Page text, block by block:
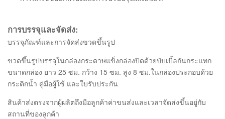
การบรรจุและจัดส่ง:
บรรจุภัณฑ์และการจัดส่งขวดขึ้นรูป
ขวดขึ้นรูปบรรจุในกล่องกระดาษแข็งกล่องปิดด้วยบับเบิ้ลกันกระแทก
ขนาดกล่อง ยาว 25 ซม. กว้าง 15 ซม. สูง 8 ซม.ในกล่องประกอบด้วย
กระติกน้ำ คู่มือผู้ใช้ และใบรับประกัน
สินค้าส่งตรงจากผู้ผลิตถึงมือลูกค้าค่าขนส่งและเวลาจัดส่งขึ้นอยู่กับ
สถานที่ของลูกค้า